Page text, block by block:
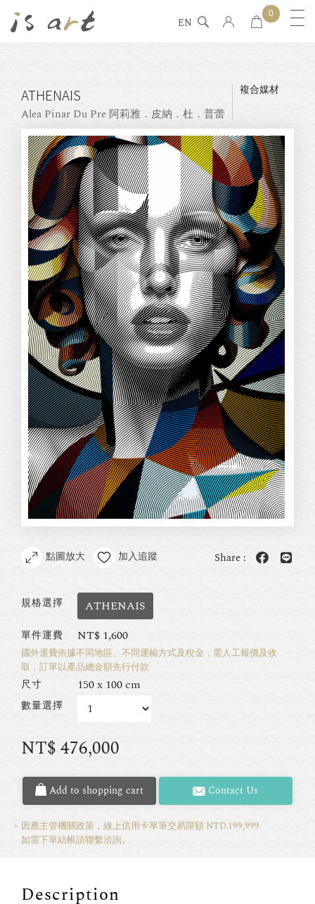
EN
0
ATHENAIS
Alea Pinar Du Pre 阿莉雅．皮納．杜．普蕾
複合媒材
點圖放大 加入追蹤 Share :
規格選擇 ATHENAIS
單件運費 NT$ 1,600
國外運費依據不同地區、不同運輸方式及稅金，需人工報價及收
取，訂單以產品總金額先行付款
尺寸 150 x 100 cm
數量選擇
NT$476,000
Add to shopping cart Contact Us
因應主管機關政策，線上信用卡單筆交易限額 NTD.199,999
如需下單結帳請聯繫洽詢。
Description